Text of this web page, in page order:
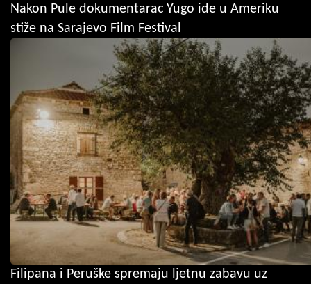
Nakon Pule dokumentarac Yugo ide u Ameriku
stiže na Sarajevo Film Festival
Filipana i Peruške spremaju ljetnu zabavu uz